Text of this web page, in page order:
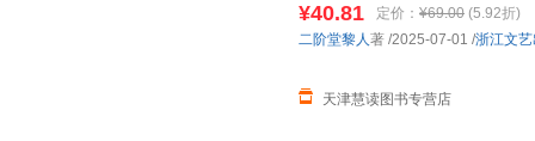
¥40.81 定价： ¥69.00 (5.92折)
天津慧读图书专营店
二阶堂黎人著 /2025-07-01 /浙江文